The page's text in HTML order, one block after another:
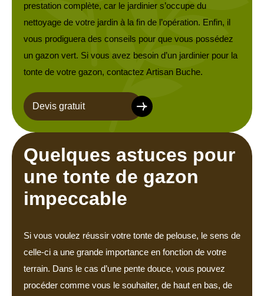
prestation complète, car le jardinier s’occupe du
nettoyage de votre jardin à la fin de l’opération. Enfin, il
vous prodiguera des conseils pour que vous possédez
un gazon vert. Si vous avez besoin d’un jardinier pour la
tonte de votre gazon, contactez Artisan Buche.
Devis gratuit
Quelques astuces pour
une tonte de gazon
impeccable
Si vous voulez réussir votre tonte de pelouse, le sens de
celle-ci a une grande importance en fonction de votre
terrain. Dans le cas d’une pente douce, vous pouvez
procéder comme vous le souhaiter, de haut en bas, de